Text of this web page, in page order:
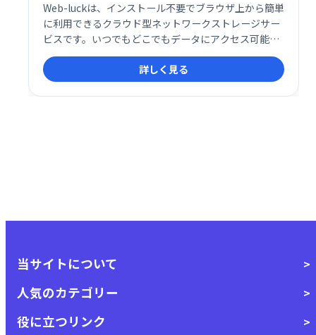
Web-luckは、インストール不要でブラウザ上から簡単
に利用できるクラウド型ネットワークストレージサー
ビスです。いつでもどこでもデータにアクセス可能
で、場所を問わず効率的なデータ管理を実現します。
詳しく見る
当サイトについて
人気のカテゴリー
役に立つリンク